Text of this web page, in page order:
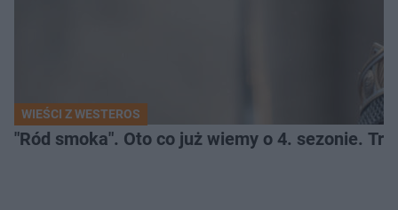
WIEŚCI Z WESTEROS
"Ród smoka". Oto co już wiemy o 4. sezonie.